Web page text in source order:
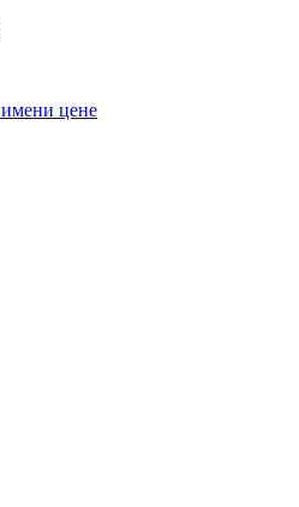
имени цене